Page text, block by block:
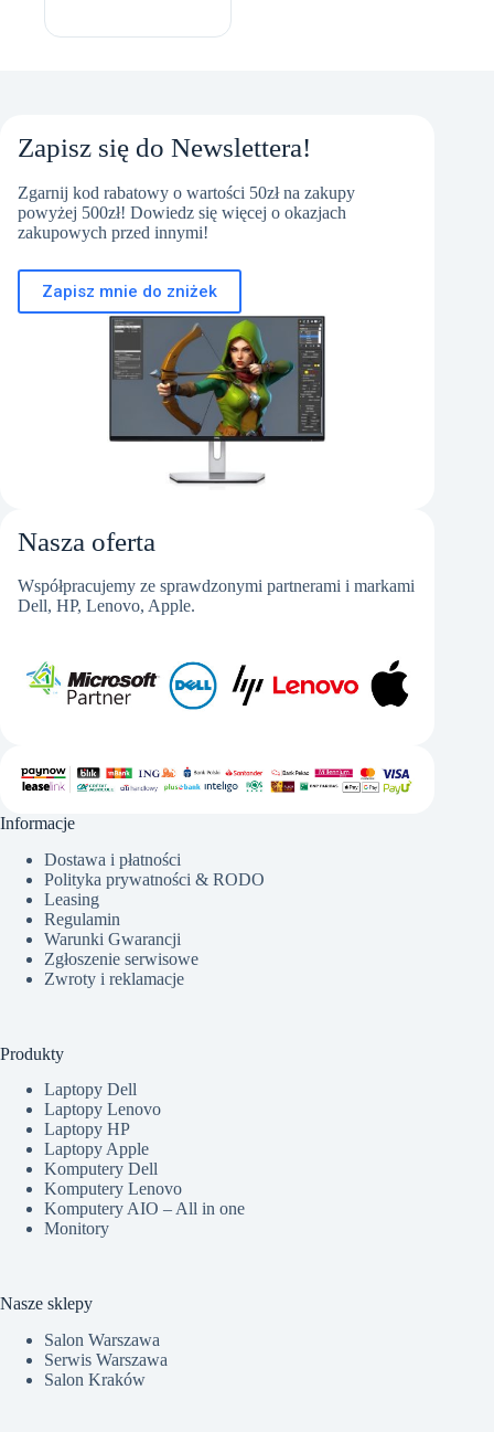
Zapisz się do Newslettera!
Zgarnij kod rabatowy o wartości 50zł na zakupy
powyżej 500zł! Dowiedz się więcej o okazjach
zakupowych przed innymi!
Zapisz mnie do zniżek
Nasza oferta
Współpracujemy ze sprawdzonymi partnerami i markami
Dell, HP, Lenovo, Apple.
Informacje
Dostawa i płatności
Polityka prywatności & RODO
Leasing
Regulamin
Warunki Gwarancji
Zgłoszenie serwisowe
Zwroty i reklamacje
Produkty
Laptopy Dell
Laptopy Lenovo
Laptopy HP
Laptopy Apple
Komputery Dell
Komputery Lenovo
Komputery AIO – All in one
Monitory
Nasze sklepy
Salon Warszawa
Serwis Warszawa
Salon Kraków